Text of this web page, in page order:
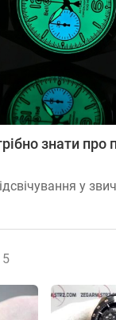
знати про
у
5